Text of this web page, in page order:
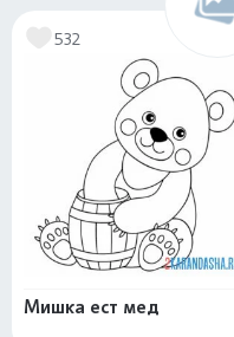
532
Мишка ест мед